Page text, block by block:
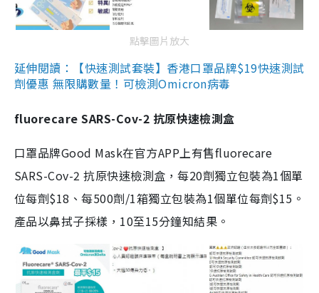
點擊圖片放大
延伸閱讀：【快速測試套裝】香港口罩品牌$19快速測試
劑優惠 無限購數量！可檢測Omicron病毒
fluorecare SARS-Cov-2 抗原快速檢測盒
口罩品牌Good Mask在官方APP上有售fluorecare
SARS-Cov-2 抗原快速檢測盒，每20劑獨立包裝為1個單
位每劑$18、每500劑/1箱獨立包裝為1個單位每劑$15。
產品以鼻拭子採樣，10至15分鐘知結果。